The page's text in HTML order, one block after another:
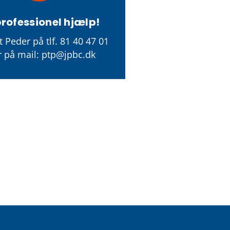
hjælp!
Peder på tlf. 81 40 47 01
på mail: ptp@jpbc.dk